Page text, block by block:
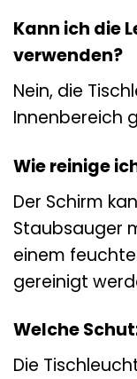
Kann ich die
verwenden?
Nein, die
Innenbereich
Wie reinige
Der Schirm
Staubsauger
einem
gereinigt
Welche
Die